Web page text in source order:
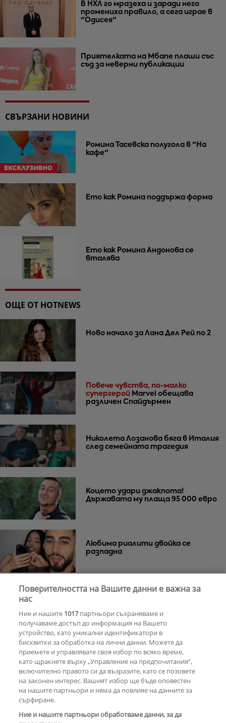
В НХЛ го мразеха и заради него
промениха правило, а сега играе в
"Одисея"
Приятелката на Мбапе плаши със
съд за неверни публикации
СВЪРЗАНИ НОВИНИ
Ромина Тасевска полугола в "На
кафе"
Ето как Ромина поддържа форма
Ето как Ромина Андонова се
вталява
ОЩЕ ОТ HOTNEWS
Ново начало за Лана Дел Рей по 2
Повече чувства, по-малко
супергерой Marvel обещава
различен Спайдърмен
Николета Лозанова бяга в Италия
след семейната трагедия
Коцето удари джакпота!
Държавата му плаща 95 000 евро
Любима риалити двойка се
разпадна
за раздялата с Дара?
РЕКЛАМА
КОМЕНТАРИ
Поверителността на Вашите данни е важна за
нас
Ние и нашите 1017партньори съхраняваме и
получаваме достъп до информация на Вашето
устройство, като уникални идентификатори в
бисквитки за обработка на лични данни. Можете да
приемете и управлявате своя избор по всяко време,
като щракнете върху „Управление на предпочитания“,
включително правото си да възразите, като се позовете
на законен интерес. Вашият избор ще бъде оповестен
на нашите партньори и няма да повлияе на данните за
сърфиране.
Ние и нашите партньори обработваме данни, за да